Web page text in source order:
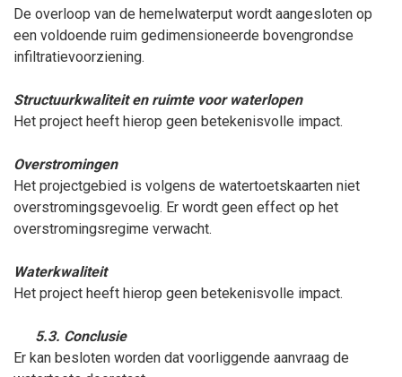
De overloop van de hemelwaterput wordt aangesloten op
een voldoende ruim gedimensioneerde bovengrondse
infiltratievoorziening.
Structuurkwaliteit en ruimte voor waterlopen
Het project heeft hierop geen betekenisvolle impact.
Overstromingen
Het projectgebied is volgens de watertoetskaarten niet
overstromingsgevoelig. Er wordt geen effect op het
overstromingsregime verwacht.
Waterkwaliteit
Het project heeft hierop geen betekenisvolle impact.
5.3. Conclusie
Er kan besloten worden dat voorliggende aanvraag de